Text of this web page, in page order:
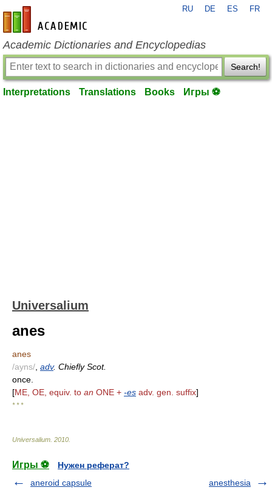
en-academic.com
RU DE ES FR
Academic Dictionaries and Encyclopedias
Search!
Interpretations Translations Books Игры ⚽
Universalium
anes
anes
/ayns/ adv. Chiefly Scot.
once.
[ME, OE, equiv. to an ONE + -es adv. gen. suffix]
* * *
Universalium 2010
Игры ⚽
Нужен реферат?
aneroid capsule
anesthesia